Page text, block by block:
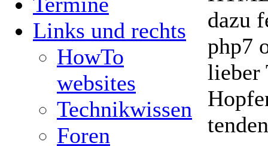
Links und rechts
HowTo
websites
Technikwissen
Foren
dazu
php7
lieber